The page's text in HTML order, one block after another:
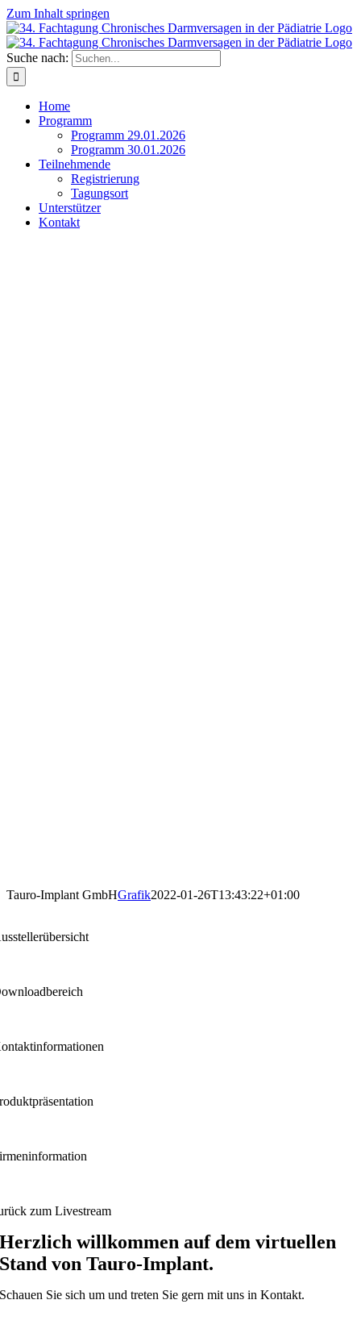
Zum Inhalt springen
Suche nach:
Home
Programm
Programm 29.01.2026
Programm 30.01.2026
Teilnehmende
Registrierung
Tagungsort
Unterstützer
Kontakt
Tauro-Implant GmbHGrafik2022-01-26T13:43:22+01:00
zum Livestream
Herzlich willkommen auf dem virtuellen
Stand von Tauro-Implant.
Schauen Sie sich um und treten Sie gern mit uns in Kontakt.